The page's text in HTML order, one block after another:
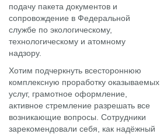
подачу пакета документов и
сопровождение в Федеральной
службе по экологическому,
технологическому и атомному
надзору.
Хотим подчеркнуть всестороннюю
комплексную проработку оказываемых
услуг, грамотное оформление,
активное стремление разрешать все
возникающие вопросы. Сотрудники
зарекомендовали себя, как надёжный